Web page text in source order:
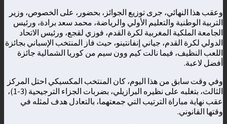
وعقب هذا النهائي، جرى توزيع الجوائز، بحضور، على الخصوص، وزير
التربية الوطنية والتعليم الأولي والرياضة، محمد سعد برادة، ورئيس
الجامعة الملكية المغربية لكرة القدم، فوزي لقجع، ورئيس الاتحاد
الدولي لكرة القدم، جياني إنفانتينو، حيث فاز المنتخب الإسباني بجائزة
اللعب النظيف، فيما نالت كيم وون سيم من كوريا الشمالية جائزة
أفضل لاعبة.
وفي وقت سابق من هذا اليوم، كان المنتخب المكسيكي احتل المركز
الثالث، بتغلبه على نظيره البرازيلي، بضربات الجزاء الترجيحية (3-1)،
عقب نهاية مباراة الترتيب التي جمعتهما، بالتعادل هدف لمثله في
وقتها القانوني.